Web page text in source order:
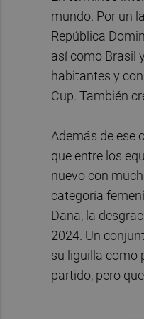
mundo. Por un
República
así como Brasil
habitantes y
Cup. También
Además de ese
que entre los
nuevo con
categoría
Dana, la
2024. Un
su liguilla como
partido, pero